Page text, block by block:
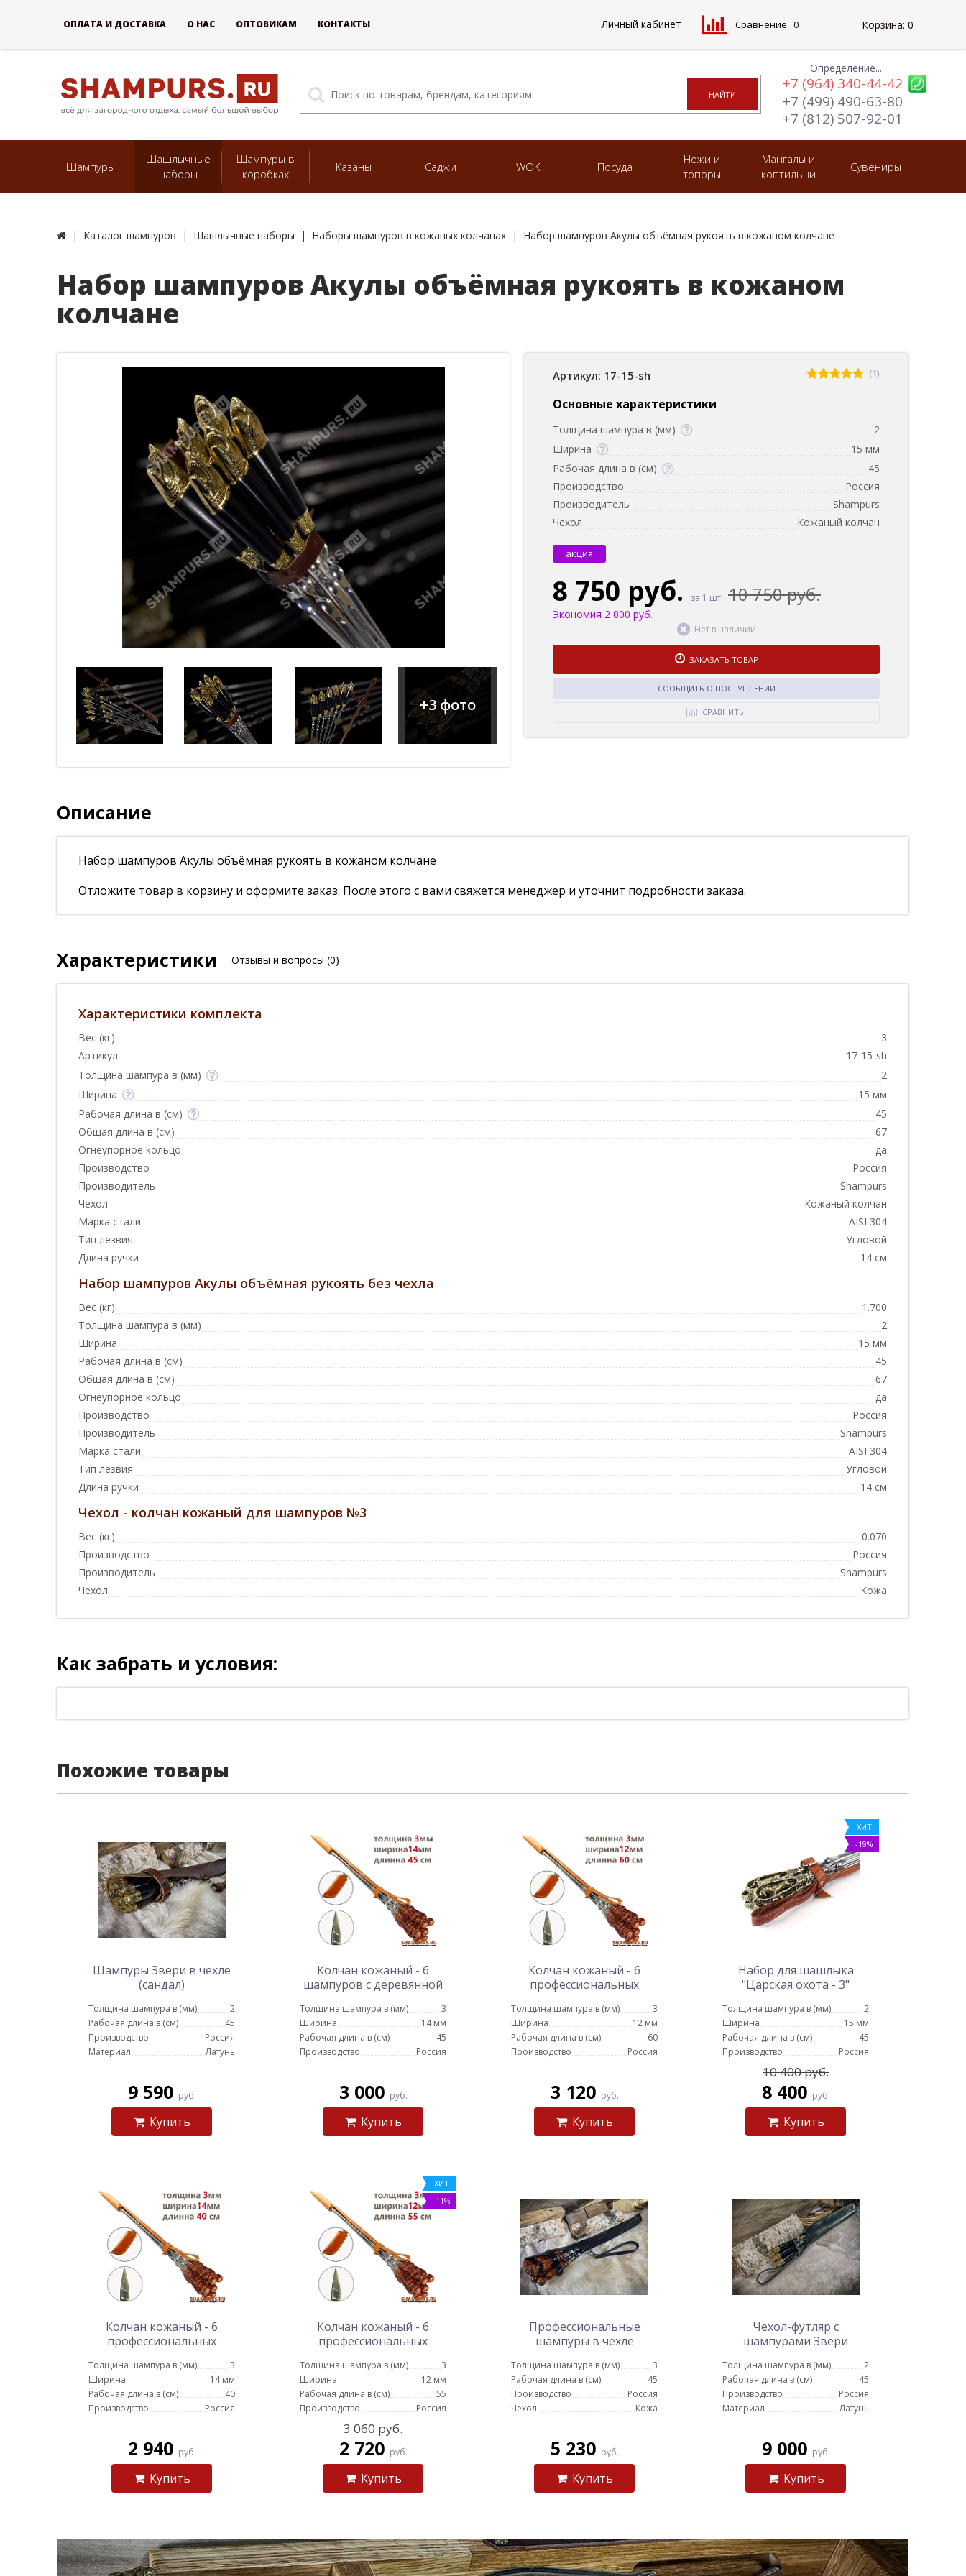
Определение...
+7 (964) 340-44-42
+7 (499) 490-63-80
+7 (812) 507-92-01
Шампуры
Шашлычные
наборы
Шампуры в
коробках
Казаны Саджи WOK Посуда
Ножи и
топоры
Мангалы и
коптильни
Сувениры
Каталог шампуров Шашлычные наборы Наборы шампуров в кожаных колчанах Набор шампуров Акулы объёмная рукоять в кожаном колчане
Набор шампуров Акулы объёмная рукоять в кожаном
колчане
+3 фото
Артикул: 17-15-sh (1)
Основные характеристики
Толщина шампура в (мм)
2
Ширина
15 мм
Рабочая длина в (см)
45
Производство
Россия
Производитель
Shampurs
Чехол
Кожаный колчан
акция
8 750 руб. за 1 шт 10 750 руб.
Экономия 2 000 руб.
Нет в наличии
ЗАКАЗАТЬ ТОВАР
СООБЩИТЬ О ПОСТУПЛЕНИИ
СРАВНИТЬ
Описание
Набор шампуров Акулы объёмная рукоять в кожаном колчане
Отложите товар в корзину и оформите заказ. После этого с вами свяжется менеджер и уточнит подробности заказа.
Характеристики Отзывы и вопросы (0)
Характеристики комплекта
Вес (кг)
3
Артикул
17-15-sh
Толщина шампура в (мм)
2
Ширина
15 мм
Рабочая длина в (см)
45
Общая длина в (см)
67
Огнеупорное кольцо
да
Производство
Россия
Производитель
Shampurs
Чехол
Кожаный колчан
Марка стали
AISI 304
Тип лезвия
Угловой
Длина ручки
14 см
Набор шампуров Акулы объёмная рукоять без чехла
Вес (кг)
1.700
Толщина шампура в (мм)
2
Ширина
15 мм
Рабочая длина в (см)
45
Общая длина в (см)
67
Огнеупорное кольцо
да
Производство
Россия
Производитель
Shampurs
Марка стали
AISI 304
Тип лезвия
Угловой
Длина ручки
14 см
Чехол - колчан кожаный для шампуров №3
Вес (кг)
0.070
Производство
Россия
Производитель
Shampurs
Чехол
Кожа
Как забрать и условия:
Похожие товары
Шампуры Звери в чехле
(сандал)
Толщина шампура в (мм)
2
Рабочая длина в (см)
45
Производство
Россия
Материал
Латунь
9 590 руб.
Купить
Колчан кожаный - 6
шампуров с деревянной
14 мм - 45 см
Толщина шампура в (мм)
3
Ширина
14 мм
Рабочая длина в (см)
45
Производство
Россия
3 000 руб.
Купить
Колчан кожаный - 6
профессиональных
ручкой для мяса 12 мм -
60 см
Толщина шампура в (мм)
3
Ширина
12 мм
Рабочая длина в (см)
60
Производство
Россия
3 120 руб.
Купить
ХИТ
-19%
Набор для шашлыка
"Царская охота - 3"
Толщина шампура в (мм)
2
Ширина
15 мм
Рабочая длина в (см)
45
Производство
Россия
10 400 руб.
8 400 руб.
Купить
Колчан кожаный - 6
профессиональных
ручкой для люля - кебаб
14 мм - 40 см
Толщина шампура в (мм)
3
Ширина
14 мм
Рабочая длина в (см)
40
Производство
Россия
2 940 руб.
Купить
ХИТ
-11%
Колчан кожаный - 6
профессиональных
ручкой для мяса 12 мм -
55 см
Толщина шампура в (мм)
3
Ширина
12 мм
Рабочая длина в (см)
55
Производство
Россия
3 060 руб.
2 720 руб.
Купить
Профессиональные
шампуры в чехле
Толщина шампура в (мм)
3
Рабочая длина в (см)
45
Производство
Россия
Чехол
Кожа
5 230 руб.
Купить
Чехол-футляр с
шампурами Звери
Толщина шампура в (мм)
2
Рабочая длина в (см)
45
Производство
Россия
Материал
Латунь
9 000 руб.
Купить
ОПЛАТА И ДОСТАВКА О НАС ОПТОВИКАМ КОНТАКТЫ Личный кабинет Сравнение: 0 Корзина: 0